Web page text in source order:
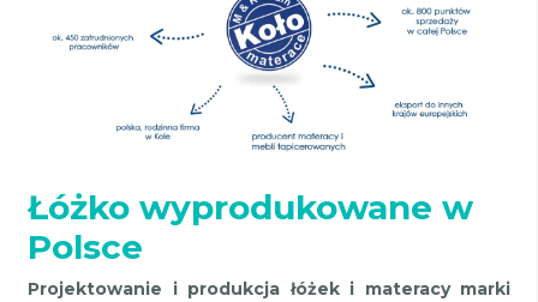
Łóżko wyprodukowane w
Polsce
Projektowanie i produkcja łóżek i materacy marki